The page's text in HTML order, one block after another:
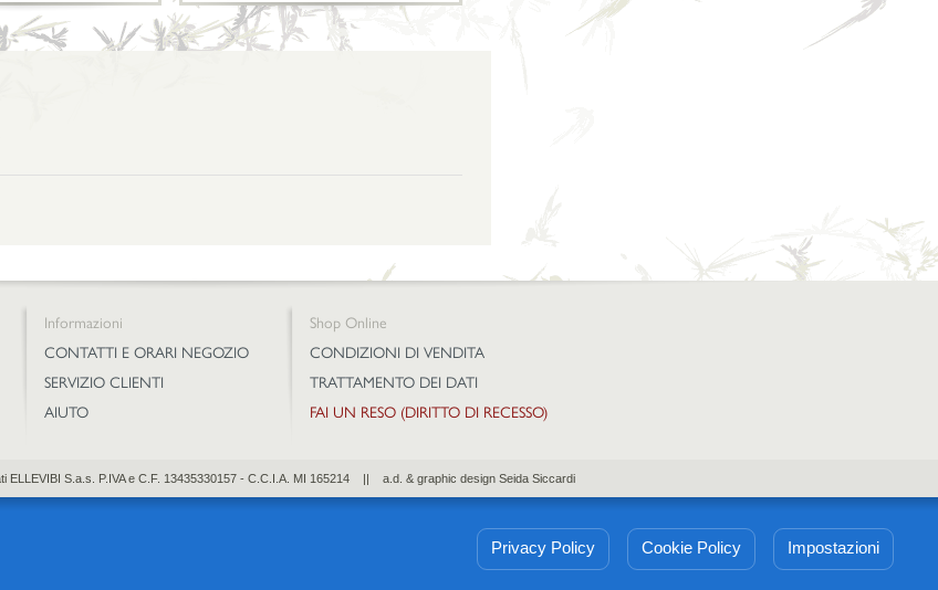
Informazioni
CONTATTI E ORARI NEGOZIO
SERVIZIO CLIENTI
AIUTO
Shop Online
CONDIZIONI DI VENDITA
TRATTAMENTO DEI DATI
FAI UN RESO (DIRITTO DI RECESSO)
ELLEVIBI S.a.s. P.IVA e C.F. 13435330157 - C.C.I.A. MI 165214 || a.d. & graphic design Seida Siccardi
Privacy Policy Cookie Policy Impostazioni